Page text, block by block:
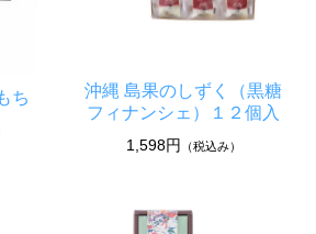
ち
沖縄 島果のしずく（黒糖
フィナンシェ）１２個入
1,598円 （税込み）